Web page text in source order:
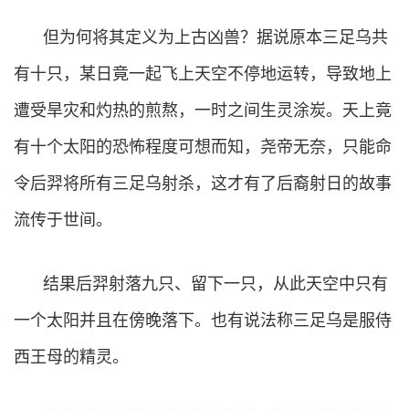
但为何将其定义为上古凶兽？据说原本三足乌共
有十只，某日竟一起飞上天空不停地运转，导致地上
遭受旱灾和灼热的煎熬，一时之间生灵涂炭。天上竟
有十个太阳的恐怖程度可想而知，尧帝无奈，只能命
令后羿将所有三足乌射杀，这才有了后裔射日的故事
流传于世间。
结果后羿射落九只、留下一只，从此天空中只有
一个太阳并且在傍晚落下。也有说法称三足乌是服侍
西王母的精灵。